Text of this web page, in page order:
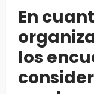
En
los